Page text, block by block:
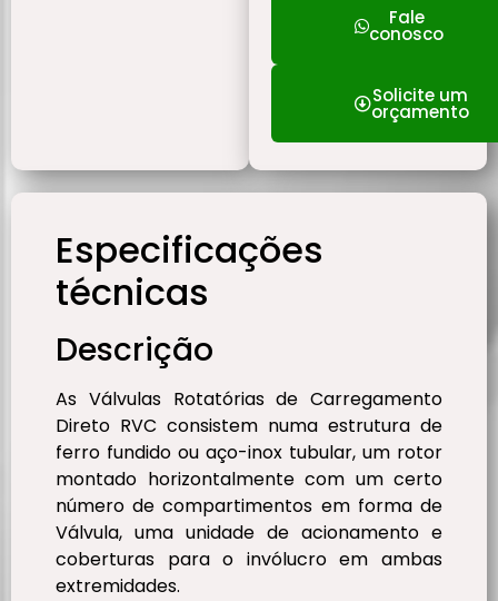
Fale
conosco
Solicite um
orçamento
Especificações
técnicas
Descrição
As Válvulas Rotatórias de Carregamento
Direto RVC consistem numa estrutura de
ferro fundido ou aço-inox tubular, um rotor
montado horizontalmente com um certo
número de compartimentos em forma de
Válvula, uma unidade de acionamento e
coberturas para o invólucro em ambas
extremidades.